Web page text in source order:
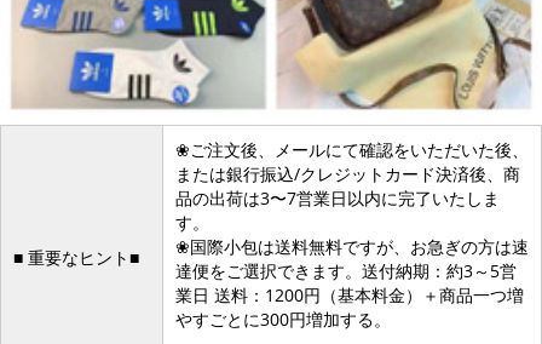
■ 重要なヒント■
❀ご注文後、メールにて確認をいただいた後、
または銀行振込/クレジットカード決済後、商
品の出荷は3〜7営業日以内に完了いたしま
す。
❀国際小包は送料無料ですが、お急ぎの方は速
達便をご選択できます。送付納期：約3～5営
業日 送料：1200円（基本料金）＋商品一つ増
やすごとに300円増加する。